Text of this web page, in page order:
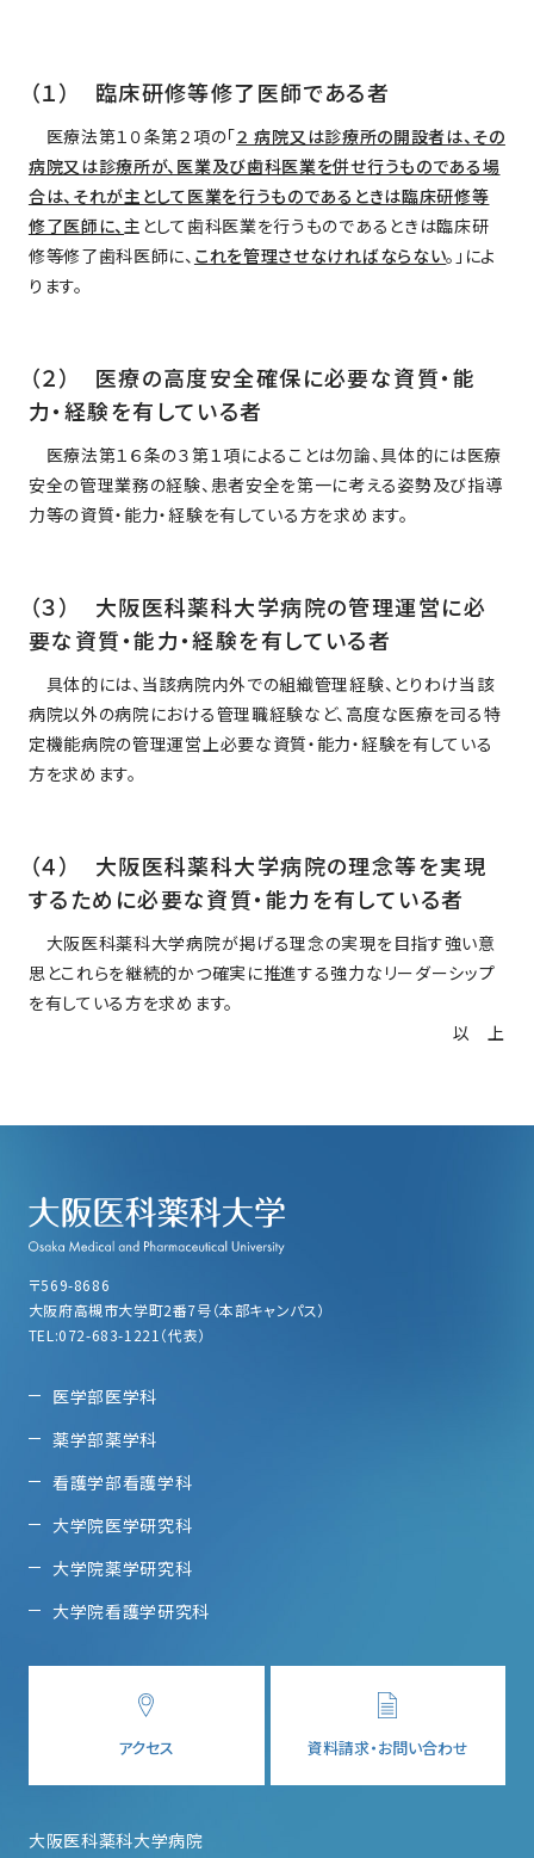
（１） 臨床研修等修了医師である者
医療法第１０条第２項の「２ 病院又は診療所の開設者は、その
病院又は診療所が、医業及び歯科医業を併せ行うものである場
合は、それが主として医業を行うものであるときは臨床研修等
修了医師に、主として歯科医業を行うものであるときは臨床研
修等修了歯科医師に、 これを管理させなければならない。」によ
ります。
（２） 医療の高度安全確保に必要な資質・能
力・経験を有している者
医療法第１６条の３第１項によることは勿論、具体的には医療
安全の管理業務の経験、患者安全を第一に考える姿勢及び指導
力等の資質・能力・経験を有している方を求めます。
（３） 大阪医科薬科大学病院の管理運営に必
要な資質・能力・経験を有している者
具体的には、当該病院内外での組織管理経験、とりわけ当該
病院以外の病院における管理職経験など、高度な医療を司る特
定機能病院の管理運営上必要な資質・能力・経験を有している
方を求めます。
（４） 大阪医科薬科大学病院の理念等を実現
するために必要な資質・能力を有している者
大阪医科薬科大学病院が掲げる理念の実現を目指す強い意
思とこれらを継続的かつ確実に推進する強力なリーダーシップ
を有している方を求めます。
以 上
〒569-8686
大阪府高槻市大学町2番7号（本部キャンパス）
TEL:072-683-1221（代表）
医学部医学科
薬学部薬学科
看護学部看護学科
大学院医学研究科
大学院薬学研究科
大学院看護学研究科
アクセス 資料請求・お問い合わせ
大阪医科薬科大学病院